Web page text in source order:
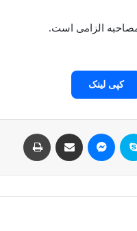
کپی لینک